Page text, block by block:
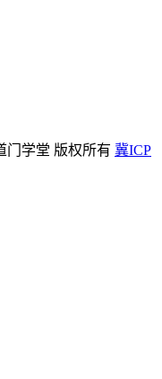
门学堂 版权所有 冀ICP